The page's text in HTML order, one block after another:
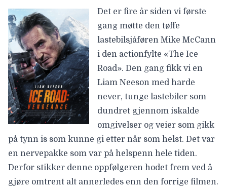
Det er fire år siden vi første
gang møtte den tøffe
lastebilsjåføren Mike McCann
i den actionfylte «The Ice
Road». Den gang fikk vi en
Liam Neeson med harde
never, tunge lastebiler som
dundret gjennom iskalde
omgivelser og veier som gikk
på tynn is som kunne gi etter når som helst. Det var
en nervepakke som var på helspenn hele tiden.
Derfor stikker denne oppfølgeren hodet frem ved å
gjøre omtrent alt annerledes enn den forrige filmen.